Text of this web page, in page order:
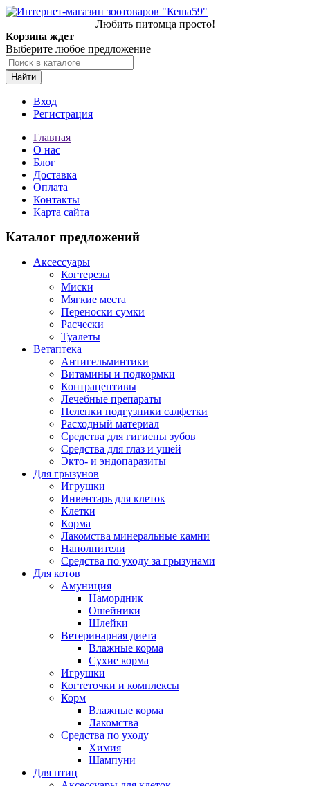
Любить питомца просто!
Корзина ждет
Выберите любое предложение
Найти
Вход
Регистрация
Главная
О нас
Блог
Доставка
Оплата
Контакты
Карта сайта
Каталог предложений
Аксессуары
Когтерезы
Миски
Мягкие места
Переноски сумки
Расчески
Туалеты
Ветаптека
Антигельминтики
Витамины и подкормки
Контрацептивы
Лечебные препараты
Пеленки подгузники салфетки
Расходный материал
Средства для гигиены зубов
Средства для глаз и ушей
Экто- и эндопаразиты
Для грызунов
Игрушки
Инвентарь для клеток
Клетки
Корма
Лакомства минеральные камни
Наполнители
Средства по уходу за грызунами
Для котов
Амуниция
Намордник
Ошейники
Шлейки
Ветеринарная диета
Влажные корма
Сухие корма
Игрушки
Когтеточки и комплексы
Корм
Влажные корма
Лакомства
Средства по уходу
Химия
Шампуни
Для птиц